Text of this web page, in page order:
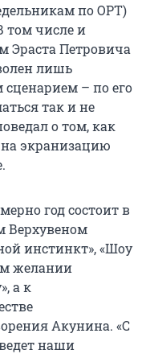
по ОРТ)
том числе и
Эраста Петровича
лишь
– по его
так и не
о том, как
экранизацию
год состоит в
Верхувеном
инстинкт», «Шоу
желании
а к
Акунина. «С
наши